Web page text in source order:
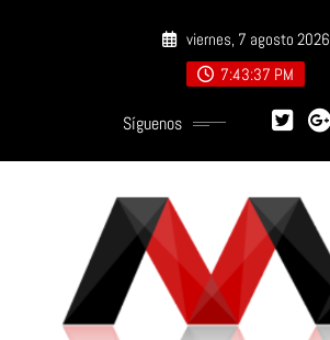
viernes, 7 agosto 2026
7:43:39 PM
Síguenos